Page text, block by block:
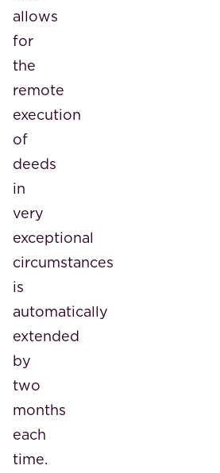
allows
for
the
remote
execution
of
deeds
in
very
exceptional
circumstances
is
automatically
extended
by
two
months
each
time.